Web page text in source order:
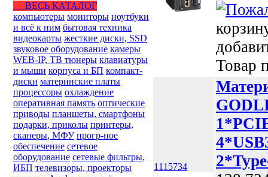
ВЕСЬ КАТАЛОГ
компьютеры мониторы ноутбуки
и всё к ним бытовая техника
видеокарты жесткие диски, SSD
звуковое оборудование камеры
WEB-IP, ТВ тюнеры клавиатуры
и мыши корпуса и БП компакт-
диски материнские платы
процессоры охлаждение
оперативная память оптические
приводы планшеты, смартфоны
подарки, приколы принтеры,
сканеры, МФУ прогр-ное
обеспечение сетевое
оборудование сетевые фильтры,
ИБП телевизоры, проекторы
Товар
1115734